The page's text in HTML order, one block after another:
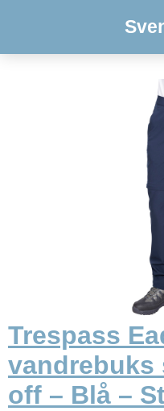
Trespass
off – Blå –